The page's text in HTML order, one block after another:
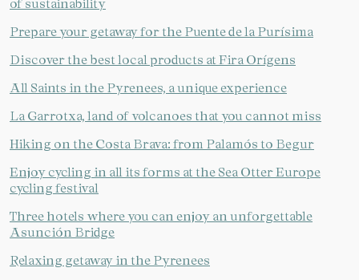
of sustainability
Prepare your getaway for the Puente de la Purísima
Discover the best local products at Fira Orígens
All Saints in the Pyrenees, a unique experience
La Garrotxa, land of volcanoes that you cannot miss
Hiking on the Costa Brava: from Palamós to Begur
Enjoy cycling in all its forms at the Sea Otter Europe
cycling festival
Three hotels where you can enjoy an unforgettable
Asunción Bridge
Relaxing getaway in the Pyrenees